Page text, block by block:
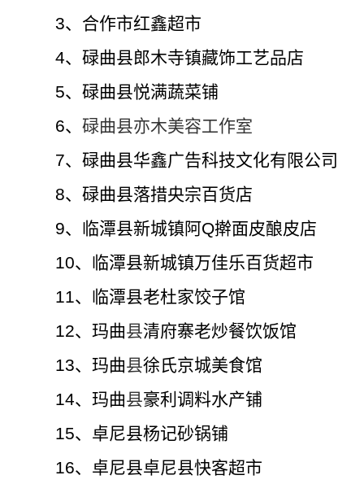
3、合作市红鑫超市
4、碌曲县郎木寺镇藏饰工艺品店
5、碌曲县悦满蔬菜铺
6、 碌曲县亦木美容工作室
7、碌曲县华鑫广告科技文化有限公司
8、碌曲县落措央宗百货店
9、临潭县新城镇阿Q擀面皮酿皮店
10、临潭县新城镇万佳乐百货超市
11、临潭县老杜家饺子馆
12、 玛曲县清府寨老炒餐饮饭馆
13、 玛曲县徐氏京城美食馆
14、 玛曲县豪利调料水产铺
15、 卓尼县杨记砂锅铺
16、卓尼县卓尼县快客超市